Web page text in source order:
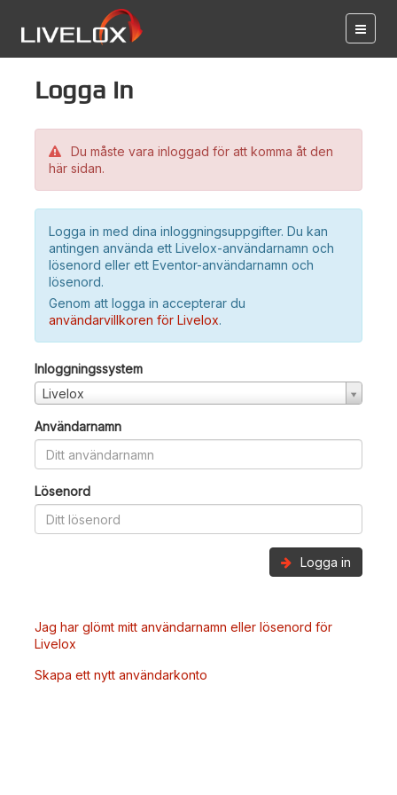
Logga in
Du måste vara inloggad för att komma åt den
här sidan.
Logga in med dina inloggningsuppgifter. Du kan
antingen använda ett Livelox-användarnamn och
lösenord eller ett Eventor-användarnamn och
lösenord.
Genom att logga in accepterar du
användarvillkoren för Livelox.
Inloggningssystem
Livelox
Användarnamn
Lösenord
Logga in
Jag har glömt mitt användarnamn eller lösenord för
Livelox
Skapa ett nytt användarkonto